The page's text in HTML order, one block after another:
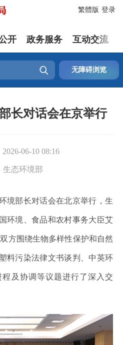
登录
繁體版
开 政务服务 互动交流
 无障碍浏览
长对话会在京举行
2026-06-10 08:16
生态环境部
部长对话会在北京举行，生
环境、食品和农村事务大臣艾
方围绕生物多样性保护和自然
料污染法律文书谈判、中英环
及协调等议题进行了深入交